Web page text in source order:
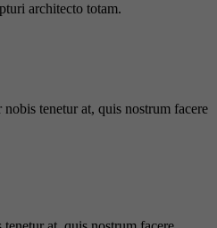
architecto totam.
tenetur at, quis nostrum facere